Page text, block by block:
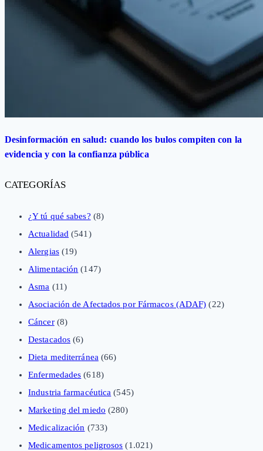
Desinformación en salud: cuando los bulos compiten con la
evidencia y con la confianza pública
CATEGORÍAS
¿Y tú qué sabes? (8)
Actualidad (541)
Alergias(19)
Alimentación (147)
Asma (11)
Asociación de Afectados por Fármacos (ADAF) (22)
Cáncer(8)
Destacados (6)
Dieta mediterránea (66)
Enfermedades (618)
Industria farmacéutica (545)
Marketing del miedo (280)
Medicalización (733)
Medicamentos peligrosos (1.021)